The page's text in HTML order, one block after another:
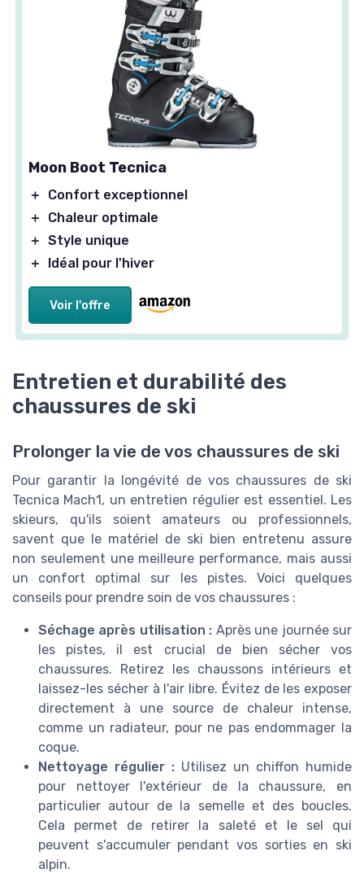
Moon Boot Tecnica
＋
Confort exceptionnel
＋
Chaleur optimale
＋ Style unique
＋
Idéal pour l'hiver
Voir l'offre
Entretien et durabilité des
chaussures de ski
Prolonger la vie de vos chaussures de ski
Pour garantir la longévité de vos chaussures de ski
Tecnica Mach1, un entretien régulier est essentiel. Les
skieurs, qu'ils soient amateurs ou professionnels,
savent que le matériel de ski bien entretenu assure
non seulement une meilleure performance, mais aussi
un confort optimal sur les pistes. Voici quelques
conseils pour prendre soin de vos chaussures :
Séchage après utilisation : Après une journée sur
les pistes, il est crucial de bien sécher vos
chaussures. Retirez les chaussons intérieurs et
laissez-les sécher à l'air libre. Évitez de les exposer
directement à une source de chaleur intense,
comme un radiateur, pour ne pas endommager la
coque.
Nettoyage régulier : Utilisez un chiffon humide
pour nettoyer l'extérieur de la chaussure, en
particulier autour de la semelle et des boucles.
Cela permet de retirer la saleté et le sel qui
peuvent s'accumuler pendant vos sorties en ski
alpin.